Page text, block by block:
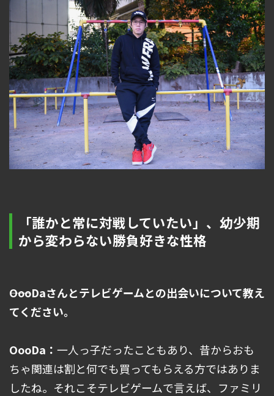
「誰かと常に対戦していたい」、幼少期
から変わらない勝負好きな性格
――OooDaさんとテレビゲームとの出会いについて教え
てください。
OooDa： 一人っ子だったこともあり、昔からおも
ちゃ関連は割と何でも買ってもらえる方ではありま
したね。それこそテレビゲームで言えば、ファミリ